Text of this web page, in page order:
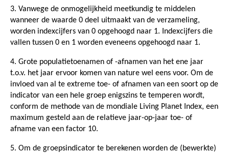
3. Vanwege de onmogelijkheid meetkundig te middelen
wanneer de waarde 0 deel uitmaakt van de verzameling,
worden indexcijfers van 0 opgehoogd naar 1. Indexcijfers die
vallen tussen 0 en 1 worden eveneens opgehoogd naar 1.
4. Grote populatietoenamen of -afnamen van het ene jaar
t.o.v. het jaar ervoor komen van nature wel eens voor. Om de
invloed van al te extreme toe- of afnamen van een soort op de
indicator van een hele groep enigszins te temperen wordt,
conform de methode van de mondiale Living Planet Index, een
maximum gesteld aan de relatieve jaar-op-jaar toe- of
afname van een factor 10.
5. Om de groepsindicator te berekenen worden de (bewerkte)